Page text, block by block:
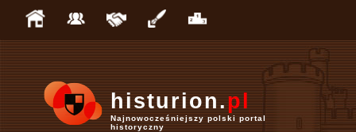
histurion.pl
Najnowocześniejszy polski portal
historyczny